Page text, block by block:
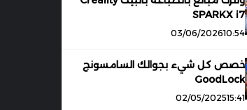
SPARKX i7
10:54
03/06/2026
خصص كل شيء بجوالك السامسونج
GoodLock
15:41
02/05/2025